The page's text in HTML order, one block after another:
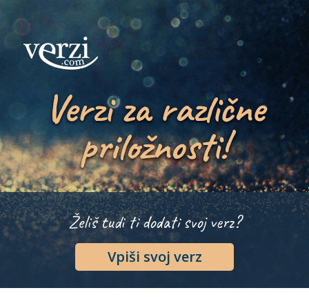
Verzi za različne
priložnosti!
Želiš tudi ti dodati svoj verz?
Vpiši svoj verz